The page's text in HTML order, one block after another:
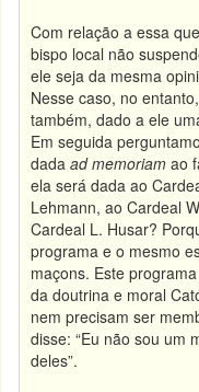
Com relação a essa
bispo local não
ele seja da mesma
Nesse caso, no
também, dado a ele
Em seguida
dadaad memoriam ao
ela será dada ao
Lehmann, ao Cardeal
Cardeal L. Husar?
programa e o mesmo
maçons. Este
da doutrina e moral
nem precisam ser
disse: “Eu não sou um
deles”.